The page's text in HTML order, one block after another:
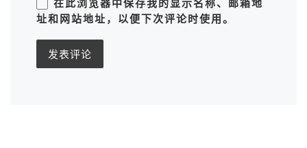
在此浏览器中保存我的显示名称、邮箱地
址和网站地址，以便下次评论时使用。